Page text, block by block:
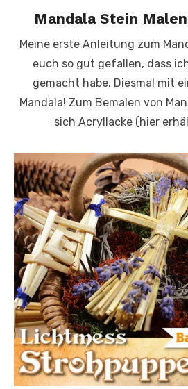
Mandala Stein
Meine erste Anleitung zum
euch so gut gefallen, dass
gemacht habe. Diesmal mit
Mandala! Zum Bemalen von
sich Acryllacke (hier